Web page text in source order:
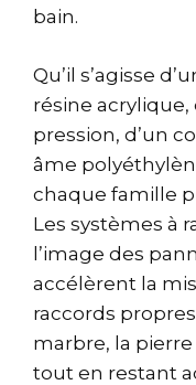
bain.
Qu’il s’agisse
résine acrylique,
pression, d’un
âme
chaque famille
Les systèmes à
l’image des
accélèrent la
raccords
marbre, la
tout en restant